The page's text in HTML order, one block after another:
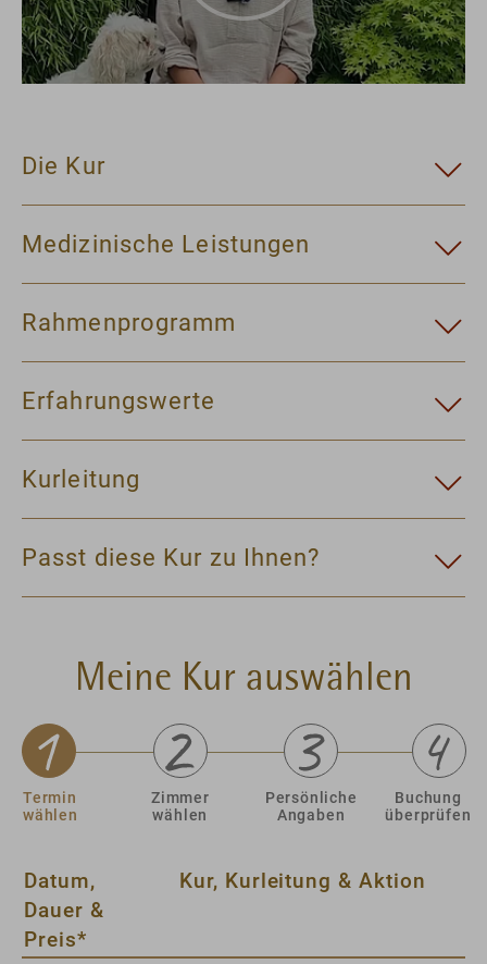
Die Kur
Medizinische Leistungen
Rahmenprogramm
Erfahrungswerte
Kurleitung
Passt diese Kur zu Ihnen?
Meine Kur auswählen
Termin
wählen
Zimmer
wählen
Persönliche
Angaben
Buchung
überprüfen
Datum,
Dauer &
Preis*
Kur, Kurleitung & Aktion